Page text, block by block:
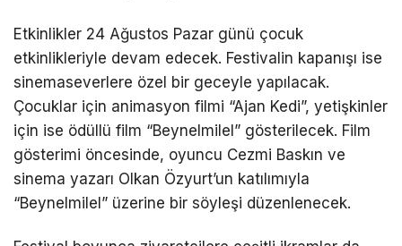
Etkinlikler 24 Ağustos Pazar günü çocuk
etkinlikleriyle devam edecek. Festivalin kapanışı ise
sinemaseverlere özel bir geceyle yapılacak.
Çocuklar için animasyon filmi “Ajan Kedi”, yetişkinler
için ise ödüllü film “Beynelmilel” gösterilecek. Film
gösterimi öncesinde, oyuncu Cezmi Baskın ve
sinema yazarı Olkan Özyurt’un katılımıyla
“Beynelmilel” üzerine bir söyleşi düzenlenecek.